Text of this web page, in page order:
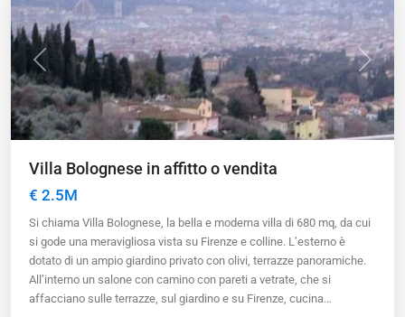
Previous Next
Villa Bolognese in affitto o vendita
€ 2.5M
Si chiama Villa Bolognese, la bella e moderna villa di 680 mq, da cui
si gode una meravigliosa vista su Firenze e colline. L’esterno è
dotato di un ampio giardino privato con olivi, terrazze panoramiche.
All’interno un salone con camino con pareti a vetrate, che si
affacciano sulle terrazze, sul giardino e su Firenze, cucina…